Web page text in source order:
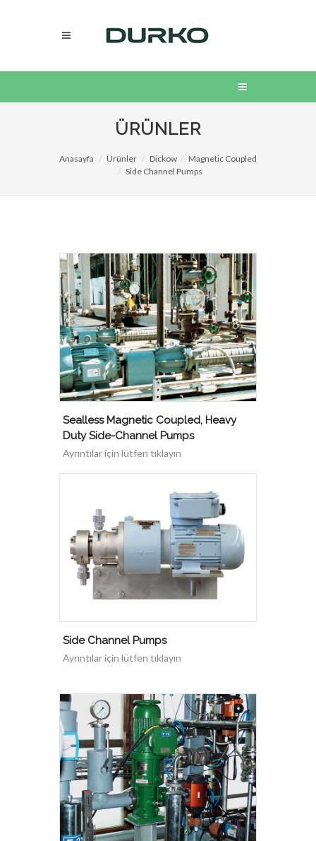
ÜRÜNLER
Anasayfa Ürünler Dickow
Magnetic Coupled
Side Channel Pumps
Sealless Magnetic Coupled, Heavy
Duty Side-Channel Pumps
Ayrıntılar için lütfen tıklayın
Side Channel Pumps
Ayrıntılar için lütfen tıklayın